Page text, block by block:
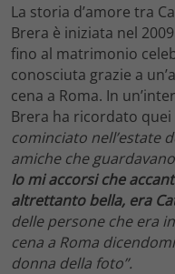
La storia d’amore tra
Brera è iniziata nel
fino al matrimonio
conosciuta grazie a
cena a Roma. In
Brera ha ricordato
cominciato nell’estate
amiche che
Io mi accorsi che
altrettanto bella, era
delle persone che era
cena a Roma
donna della foto”.